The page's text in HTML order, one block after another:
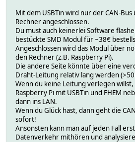
Mit dem USBTin wird nur der CAN-Bus
Rechner angeschlossen.
Du must auch keinerlei Software
bestückte SMD Modul für ~38€
Angeschlossen wird das Modul über
den Rechner (z.B. Raspberry Pi).
Die andere Seite könnte über eine
Draht-Leitung relativ lang werden
Wenn du keine Leitung verlegen
Raspberry Pi mit USBTin und FHEM
dann ins LAN.
Wenn du Glück hast, dann geht die
sofort!
Ansonsten kann man auf jeden Fall
Datenverkehr mithören und